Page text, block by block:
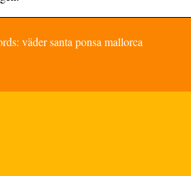
väder santa ponsa mallorca